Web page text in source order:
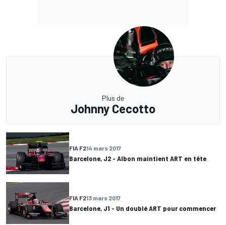
Plus de
Johnny Cecotto
FIA F214 mars 2017
Barcelone, J2 - Albon maintient ART en tête
FIA F213 mars 2017
Barcelone, J1 - Un doublé ART pour commencer